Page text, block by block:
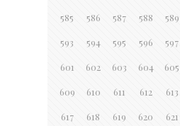
585 586 587 588 589
593 594 595 596 597
601 602 603 604 605
609 610 611 612 613
617 618 619 620 621